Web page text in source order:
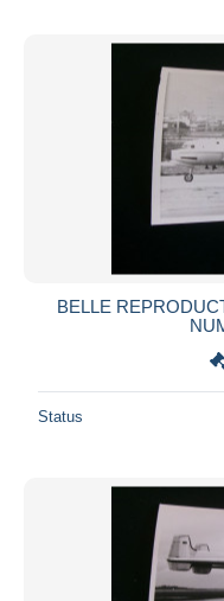
BELLE
Status